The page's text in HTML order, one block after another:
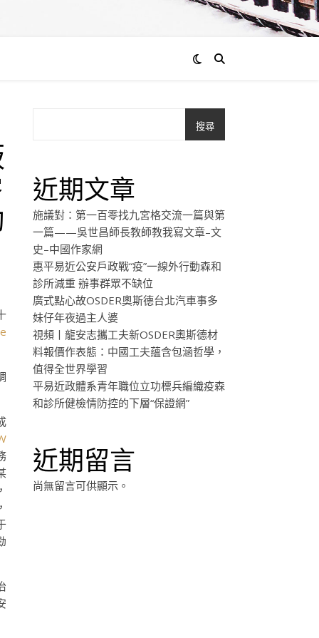
搜尋
近期文章
施議對：第一百零找九宮格交流一篇與第
一篇——吳世昌師長教師教我寫文章–文
史–中國作家網
惠平易近公安戶政戰“疫”一線外行動森和
診所減重 辦事群眾不缺位
廣式點心故OSDER奧斯德台北汽車事多
妹仔年夜過主人婆
視頻丨龍安志攜工夫新OSDER奧斯德材
料報價作表態：中國工夫蘊含包涵哲學，
值得全世界學習
平易近政體系青年職位立功標兵編織疫森
和診所健檢情防控的下層“保證網”
近期留言
尚無留言可供顯示。